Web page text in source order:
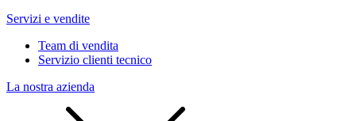
Servizi e vendite
Team di vendita
Servizio clienti tecnico
La nostra azienda